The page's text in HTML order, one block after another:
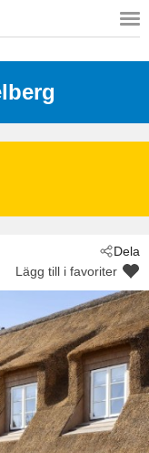
Dela
Lägg till i favoriter